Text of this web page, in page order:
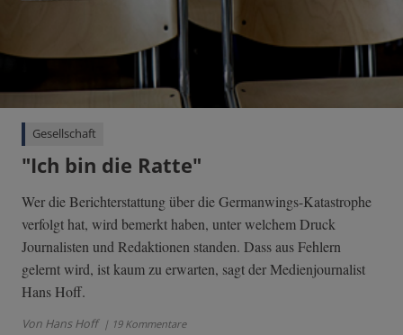
Gesellschaft
"Ich bin die Ratte"
Wer die Berichterstattung über die Germanwings-Katastrophe
verfolgt hat, wird bemerkt haben, unter welchem Druck
Journalisten und Redaktionen standen. Dass aus Fehlern
gelernt wird, ist kaum zu erwarten, sagt der Medienjournalist
Hans Hoff.
Von Hans Hoff | 19 Kommentare